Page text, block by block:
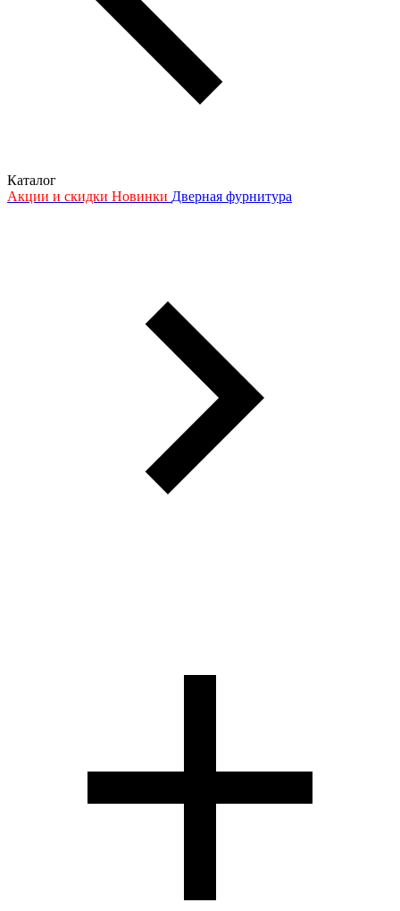
Каталог
Акции и скидки Новинки Дверная фурнитура